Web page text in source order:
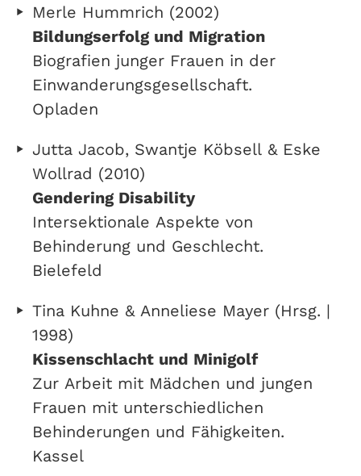
Merle Hummrich (2002)
Bildungserfolg und Migration
Biografien junger Frauen in der
Einwanderungsgesellschaft.
Opladen
Jutta Jacob, Swantje Köbsell & Eske
Wollrad (2010)
Gendering Disability
Intersektionale Aspekte von
Behinderung und Geschlecht.
Bielefeld
Tina Kuhne & Anneliese Mayer (Hrsg. |
1998)
Kissenschlacht und Minigolf
Zur Arbeit mit Mädchen und jungen
Frauen mit unterschiedlichen
Behinderungen und Fähigkeiten.
Kassel